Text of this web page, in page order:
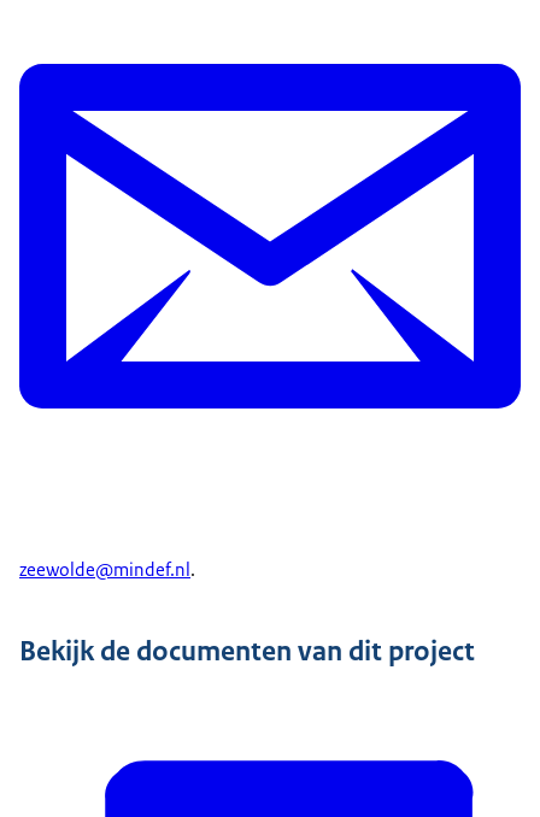
zeewolde@mindef.nl .
Bekijk de documenten van dit project